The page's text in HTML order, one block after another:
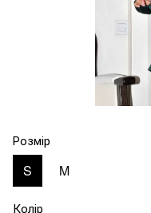
Розмір
S M
Колір